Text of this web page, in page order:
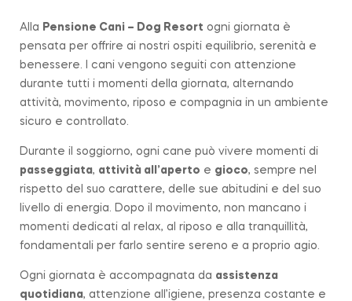
Alla Pensione Cani – Dog Resort ogni giornata è
pensata per offrire ai nostri ospiti equilibrio, serenità e
benessere. I cani vengono seguiti con attenzione
durante tutti i momenti della giornata, alternando
attività, movimento, riposo e compagnia in un ambiente
sicuro e controllato.
Durante il soggiorno, ogni cane può vivere momenti di
passeggiata, attività all’aperto e gioco, sempre nel
rispetto del suo carattere, delle sue abitudini e del suo
livello di energia. Dopo il movimento, non mancano i
momenti dedicati al relax, al riposo e alla tranquillità,
fondamentali per farlo sentire sereno e a proprio agio.
Ogni giornata è accompagnata da assistenza
quotidiana, attenzione all’igiene, presenza costante e